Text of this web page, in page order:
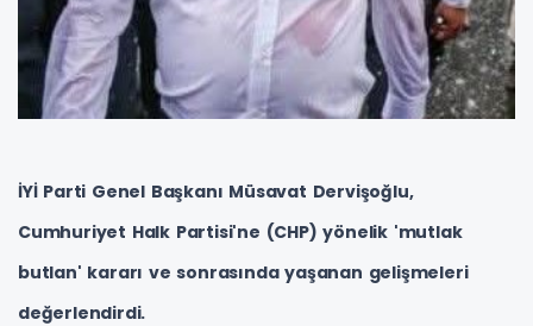
İYİ Parti Genel Başkanı Müsavat Dervişoğlu,
Cumhuriyet Halk Partisi'ne (CHP) yönelik 'mutlak
butlan' kararı ve sonrasında yaşanan gelişmeleri
değerlendirdi.